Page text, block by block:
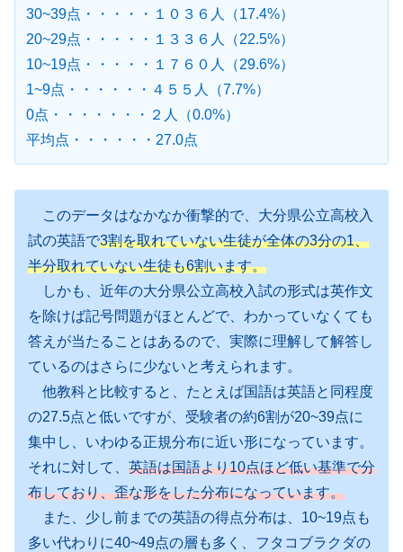
30~39点・・・・・１０３６人（17.4%）
20~29点・・・・・１３３６人（22.5%）
10~19点・・・・・１７６０人（29.6%）
1~9点・・・・・・４５５人（7.7%）
0点・・・・・・・２人（0.0%）
平均点・・・・・・27.0点
このデータはなかなか衝撃的で、大分県公立高校入
試の英語で3割を取れていない生徒が全体の3分の1、
半分取れていない生徒も6割います。
しかも、近年の大分県公立高校入試の形式は英作文
を除けば記号問題がほとんどで、わかっていなくても
答えが当たることはあるので、実際に理解して解答し
ているのはさらに少ないと考えられます。
他教科と比較すると、たとえば国語は英語と同程度
の27.5点と低いですが、受験者の約6割が20~39点に
集中し、いわゆる正規分布に近い形になっています。
それに対して、 英語は国語より10点ほど低い基準で分
布しており、歪な形をした分布になっています。
また、少し前までの英語の得点分布は、10~19点も
多い代わりに40~49点の層も多く、フタコブラクダの